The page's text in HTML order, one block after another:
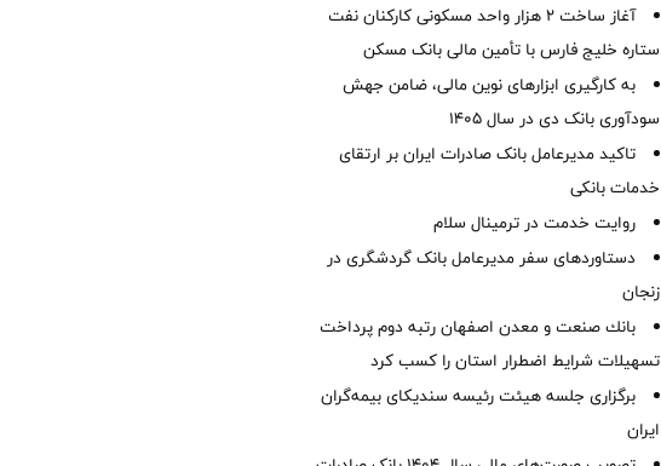
آغاز ساخت ۲ هزار واحد مسکونی کارکنان نفت
ستاره خلیج فارس با تأمین مالی بانک مسکن
به کارگیری ابزارهای نوین مالی، ضامن جهش
سودآوری بانک دی در سال 1405
تاکید مدیرعامل بانک صادرات ایران بر ارتقای
خدمات بانکی
روایت خدمت در ترمینال سلام
دستاوردهای سفر مدیرعامل بانک گردشگری در
زنجان
بانك صنعت و معدن اصفهان رتبه دوم پرداخت
تسهیلات شرایط اضطرار استان را كسب كرد
برگزاری جلسه هیئت رئیسه سندیکای بیمه‌گران
ایران